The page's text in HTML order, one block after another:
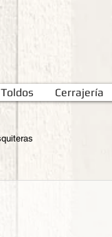
Toldos Cerrajería